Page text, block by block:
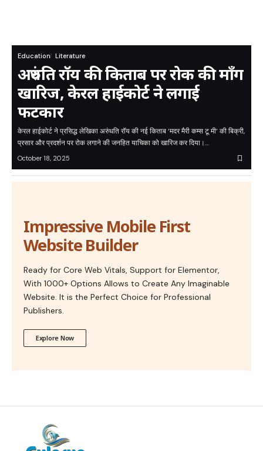
Education Literature
अरुंधति रॉय की किताब पर रोक की माँग
खारिज, केरल हाईकोर्ट ने लगाई
फटकार
केरल हाईकोर्ट ने प्रसिद्ध लेखिका अरुंधति रॉय की नई किताब ‘मदर मैरी कम्स टू मी’ की बिक्री,
प्रसार और प्रदर्शन पर रोक लगाने की जनहित याचिका को खारिज कर दिया।…
October 18, 2025
Impressive Mobile First
Website Builder
Ready for Core Web Vitals, Support for Elementor,
With 1000+ Options Allows to Create Any Imaginable
Website. It is the Perfect Choice for Professional
Publishers.
Explore Now